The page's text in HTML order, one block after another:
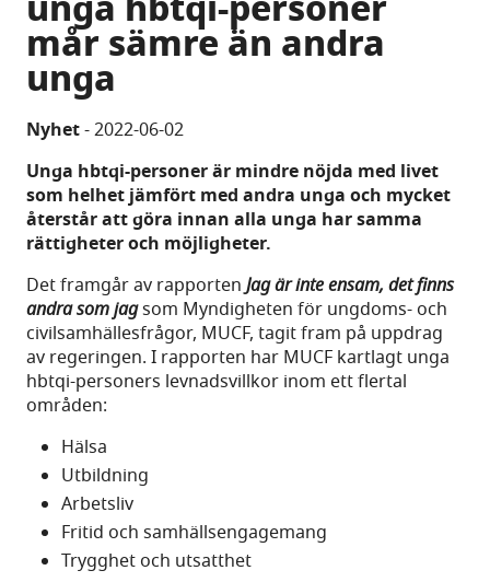
mår sämre än andra
unga
Nyhet-2022-06-02
Unga hbtqi-personer är mindre nöjda med livet
som helhet jämfört med andra unga och mycket
återstår att göra innan alla unga har samma
rättigheter och möjligheter.
Det framgår av rapportenJag är inte ensam, det finns
andra som jagsom Myndigheten för ungdoms- och
civilsamhällesfrågor, MUCF, tagit fram på uppdrag
av regeringen. I rapporten har MUCF kartlagt unga
hbtqi-personers levnadsvillkor inom ett flertal
områden:
Hälsa
Utbildning
Arbetsliv
Fritid och samhällsengagemang
Trygghet och utsatthet